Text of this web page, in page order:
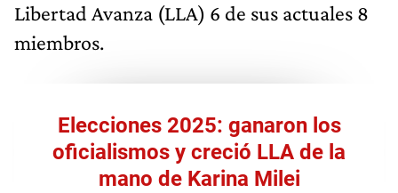
Libertad Avanza (LLA) 6 de sus actuales 8
miembros.
Elecciones 2025: ganaron los
oficialismos y creció LLA de la
mano de Karina Milei